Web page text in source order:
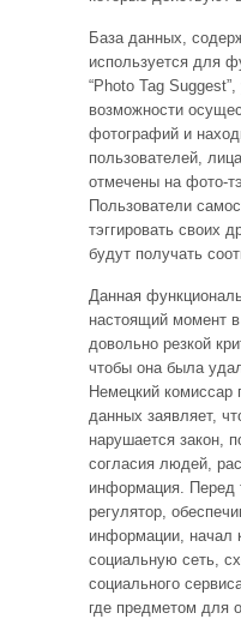
База данных,
используется для
“Photo Tag
возможности
фотографий и
пользователей,
отмечены на фото-
Пользователи
тэггировать своих
будут получать
Данная
настоящий момент
довольно резкой
чтобы она была
Немецкий комиссар
данных заявляет,
нарушается закон,
согласия людей,
информация. Перед
регулятор,
информации, начал
социальную сеть,
социального
где предметом для